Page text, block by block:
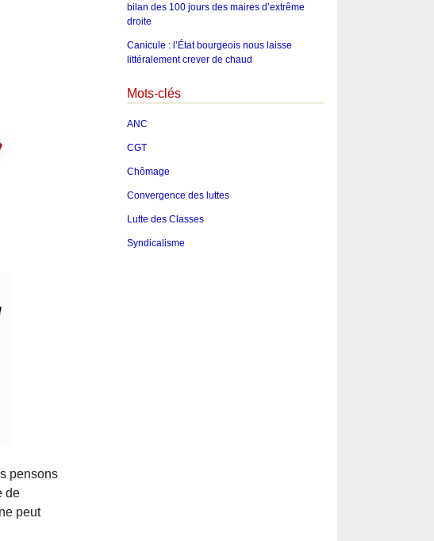
pensons
de
peut
bilan des 100 jours des maires d’extrême
droite
Canicule : l’État bourgeois nous laisse
littéralement crever de chaud
Mots-clés
ANC
CGT
Chômage
Convergence des luttes
Lutte des Classes
Syndicalisme